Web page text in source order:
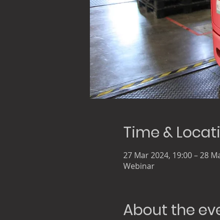
Time &
27 Mar 2024, 19:00 – 28
Webinar
About the